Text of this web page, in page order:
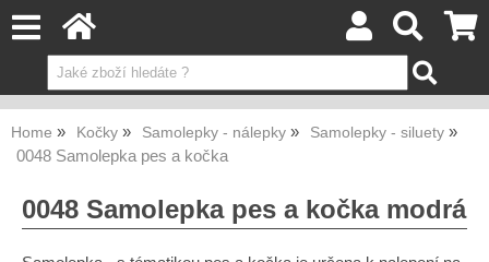
Home Kočky Samolepky - nálepky Samolepky - siluety
0048 Samolepka pes a kočka
0048 Samolepka pes a kočka modrá